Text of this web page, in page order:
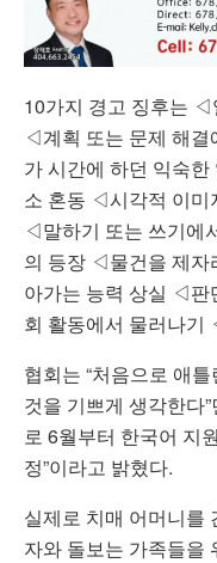
10가지 경고 징후는 ◁
◁계획 또는 문제 해
가 시간에 하던 익숙
소 혼동 ◁시각적 이미
◁말하기 또는 쓰기에
의 등장 ◁물건을 제자
아가는 능력 상실 ◁
회 활동에서 물러나기
협회는 “처음으로 애
것을 기쁘게 생각한다
로 6월부터 한국어 지
정”이라고 밝혔다.
실제로 치매 어머니를
자와 돌보는 가족들을